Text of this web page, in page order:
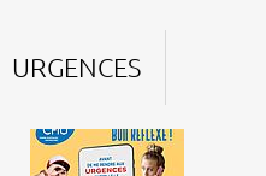
URGENCES